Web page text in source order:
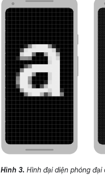
Hình 3. Hình đại diện phóng